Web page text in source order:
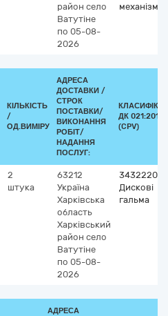
район село
Ватутіне
по 05-08-
2026
механізми
КІЛЬКІСТЬ
/
ОД.ВИМІРУ
АДРЕСА
ДОСТАВКИ /
СТРОК
ПОСТАВКИ/
ВИКОНАННЯ
РОБІТ/
НАДАННЯ
ПОСЛУГ:
ДК 021:2015
(CPV)
2
штука
63212
Україна
Харківська
область
Харківський
район село
Ватутіне
по 05-08-
2026
Дискові
гальма
АДРЕСА